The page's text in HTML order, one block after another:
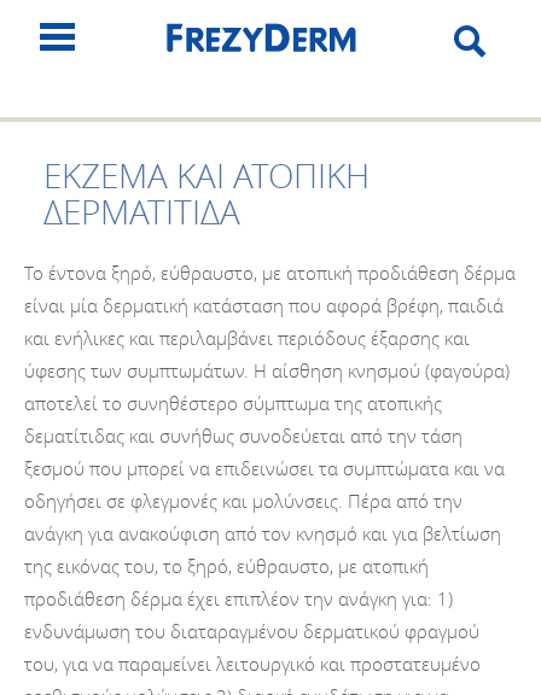
ΕΚΖΕΜΑ ΚΑΙ ΑΤΟΠΙΚΗ
ΔΕΡΜΑΤΙΤΙΔΑ
To έντονα ξηρό, εύθραυστο, με ατοπική προδιάθεση δέρμα
είναι μία δερματική κατάσταση που αφορά βρέφη, παιδιά
και ενήλικες και περιλαμβάνει περιόδους έξαρσης και
ύφεσης των συμπτωμάτων. Η αίσθηση κνησμού (φαγούρα)
αποτελεί το συνηθέστερο σύμπτωμα της ατοπικής
δεματίτιδας και συνήθως συνοδεύεται από την τάση
ξεσμού που μπορεί να επιδεινώσει τα συμπτώματα και να
οδηγήσει σε φλεγμονές και μολύνσεις. Πέρα από την
ανάγκη για ανακούφιση από τον κνησμό και για βελτίωση
της εικόνας του, το ξηρό, εύθραυστο, με ατοπική
προδιάθεση δέρμα έχει επιπλέον την ανάγκη για: 1)
ενδυνάμωση του διαταραγμένου δερματικού φραγμού
του, για να παραμείνει λειτουργικό και προστατευμένο